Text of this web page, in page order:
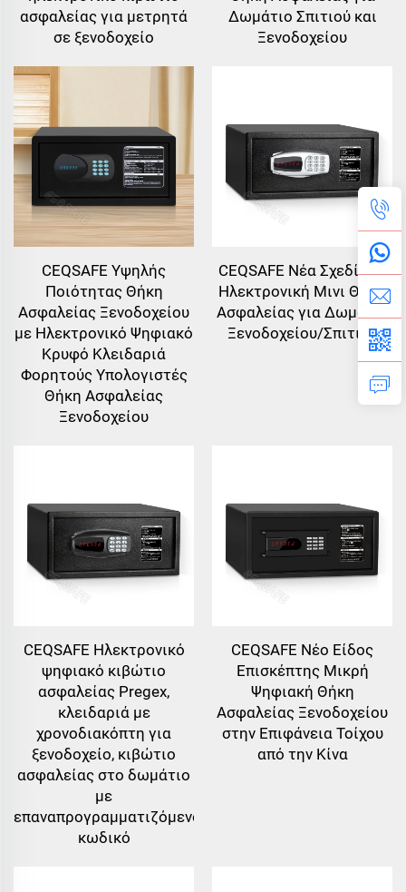
ασφαλείας για μετρητά
σε ξενοδοχείο
Δωμάτιο Σπιτιού και
Ξενοδοχείου
CEQSAFE Υψηλής
Ποιότητας Θήκη
Ασφαλείας Ξενοδοχείου
με Ηλεκτρονικό Ψηφιακό
Κρυφό Κλειδαριά
Φορητούς Υπολογιστές
Θήκη Ασφαλείας
Ξενοδοχείου
CEQSAFE Νέα Σχεδίαση
Ηλεκτρονική Μινι Θήκη
Ασφαλείας για Δωμάτιο
Ξενοδοχείου/Σπιτιού
CEQSAFE Ηλεκτρονικό
ψηφιακό κιβώτιο
ασφαλείας Pregex,
κλειδαριά με
χρονοδιακόπτη για
ξενοδοχείο, κιβώτιο
ασφαλείας στο δωμάτιο
με
επαναπρογραμματιζόμενο
κωδικό
CEQSAFE Νέο Είδος
Επισκέπτης Μικρή
Ψηφιακή Θήκη
Ασφαλείας Ξενοδοχείου
στην Επιφάνεια Τοίχου
από την Κίνα